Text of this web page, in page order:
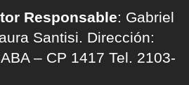
Responsable: Gabriel
Santisi. Dirección:
– CP 1417 Tel. 2103-